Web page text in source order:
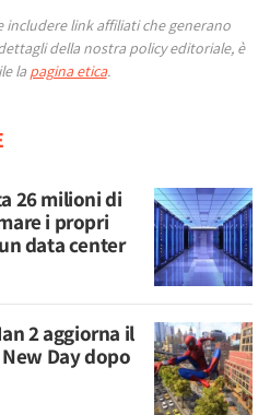
link affiliati che generano
della nostra policy editoriale, è
la pagina etica.
26 milioni di
i propri
data center
2 aggiorna il
Day dopo